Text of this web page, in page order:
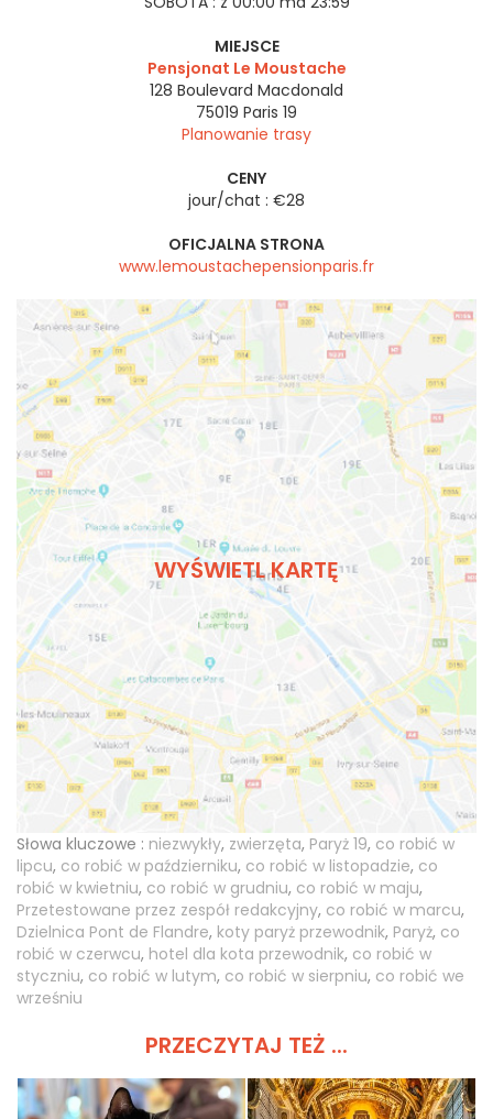
MIEJSCE
Pensjonat Le Moustache
128 Boulevard Macdonald
75019 Paris 19
Planowanie trasy
CENY
jour/chat : €28
OFICJALNA STRONA
www.lemoustachepensionparis.fr
WYŚWIETL KARTĘ
Słowa kluczowe : niezwykły, zwierzęta, Paryż 19, co robić w
lipcu, co robić w październiku, co robić w listopadzie, co
robić w kwietniu, co robić w grudniu, co robić w maju,
Przetestowane przez zespół redakcyjny, co robić w marcu,
Dzielnica Pont de Flandre, koty paryż przewodnik, Paryż, co
robić w czerwcu, hotel dla kota przewodnik, co robić w
styczniu, co robić w lutym, co robić w sierpniu, co robić we
wrześniu
PRZECZYTAJ TEŻ ...